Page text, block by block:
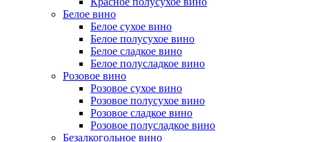
Белое вино
Белое сухое вино
Белое полусухое вино
Белое сладкое вино
Белое полусладкое вино
Розовое вино
Розовое сухое вино
Розовое полусухое вино
Розовое сладкое вино
Розовое полусладкое вино
Безалкогольное вино